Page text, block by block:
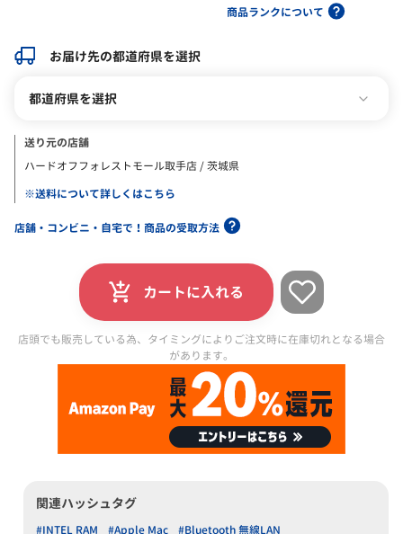
商品ランクについて
お届け先の都道府県を選択
都道府県を選択
送り元の店舗
ハードオフフォレストモール取手店 / 茨城県
※送料について詳しくはこちら
店舗・コンビニ・自宅で！商品の受取方法
カートに入れる
店頭でも販売している為、タイミングによりご注文時に在庫切れとなる場合
があります。
関連ハッシュタグ
#INTEL RAM #Apple Mac
#Bluetooth 無線LAN